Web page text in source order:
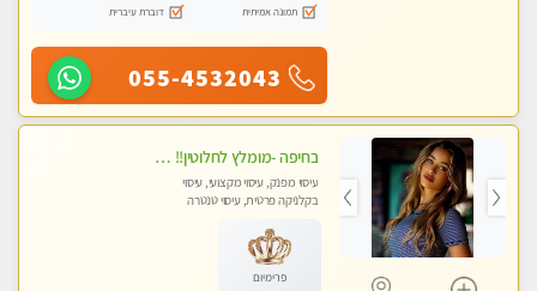
תמונה אמיתית
דוברת עיברית
055-4532043
בחיפה -מומלץ לחלוטין!! מעסה יפה איכותית מקצועית ללא מין !
עיסוי מפנק, עיסוי מקצועי, עיסוי
בקלניקה פרטית, עיסוי טנטרה
פרימיום